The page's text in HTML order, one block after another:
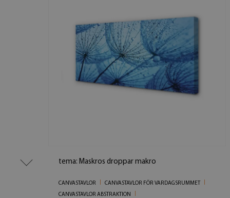
tema: Maskros droppar makro
CANVASTAVLOR
CANVASTAVLOR FÖR VARDAGSRUMMET
CANVASTAVLOR ABSTRAKTION